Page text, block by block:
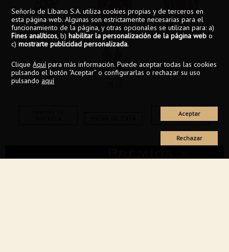
Tinto
Graciano 100%
D.O.Ca Rioja 18 meses
Comprar este
Señorío de Líbano S.A. utiliza cookies propias y de terceros en
esta página web. Algunas son estrictamente necesarias para el
funcionamiento de la página, y otras opcionales se utilizan para: a)
Fines analíticos, b)habilitar la personalización de la página web o
c)mostrarte publicidad personalizada.
CliqueAquí para más información. Puede aceptar todas las cookies
pulsando el botón “Aceptar” o configurarlas o rechazar su uso
pulsando aquí
Aceptar
Rechazar